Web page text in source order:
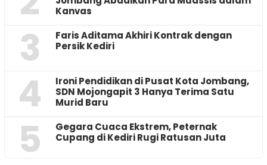
Kanvas
3
Faris Aditama Akhiri Kontrak dengan
Persik Kediri
4
Ironi Pendidikan di Pusat Kota Jombang,
SDN Mojongapit 3 Hanya Terima Satu
Murid Baru
5
‎Gegara Cuaca Ekstrem, Peternak
Cupang di Kediri Rugi Ratusan Juta